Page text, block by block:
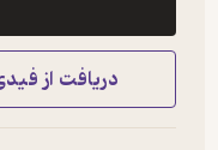
دریافت از